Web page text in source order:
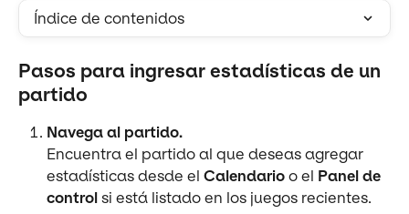
Índice de contenidos
Pasos para ingresar estadísticas de un
partido
Navega al partido.
Encuentra el partido al que deseas agregar
estadísticas desde el Calendario o el Panel de
control si está listado en los juegos recientes.